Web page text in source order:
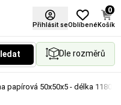
Přihlásit seOblíbené
0
Košík
Dle rozměrů
papírová 50x50x5 - délka 1180